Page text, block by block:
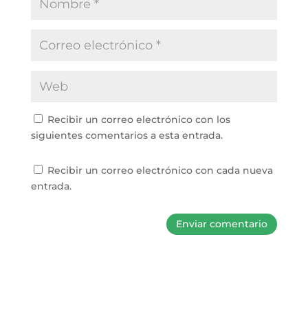
Recibir un correo electrónico con los
siguientes comentarios a esta entrada.
Recibir un correo electrónico con cada nueva
entrada.